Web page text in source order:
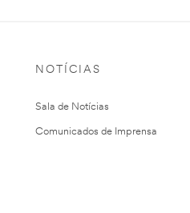
NOTÍCIAS
Sala de Notícias
Comunicados de Imprensa